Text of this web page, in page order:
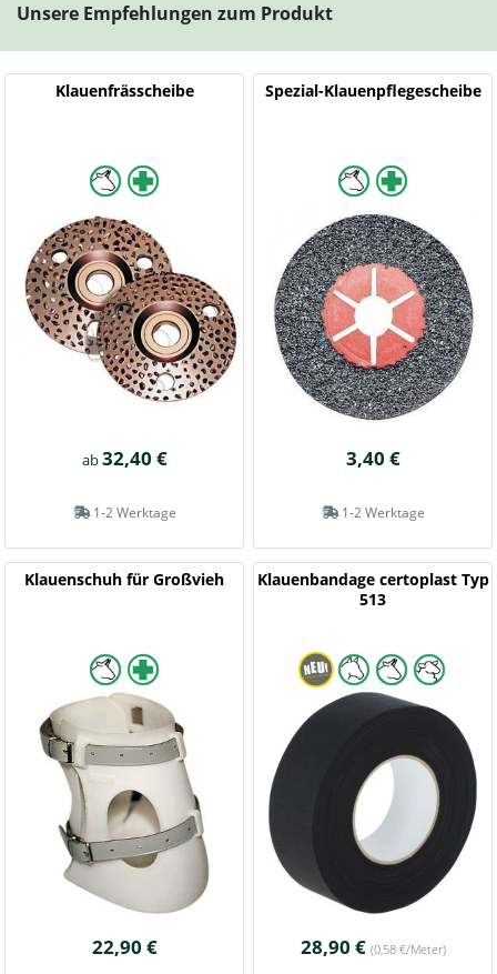
Unsere Empfehlungen zum Produkt
Klauenfrässcheibe
ab32,40 €
1-2 Werktage
Spezial-Klauenpflegescheibe
3,40 €
1-2 Werktage
Klauenschuh für Großvieh
22,90 €
Klauenbandage certoplast Typ
513
28,90 € (0,58 €/Meter)